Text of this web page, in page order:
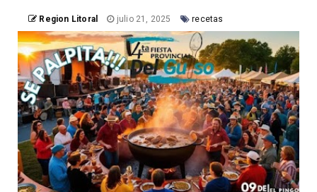
Region Litoral julio 21, 2025 recetas